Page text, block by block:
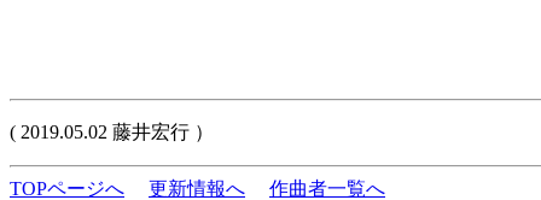
( 2019.05.02 藤井宏行 ）
TOPページへ 更新情報へ 作曲者一覧へ